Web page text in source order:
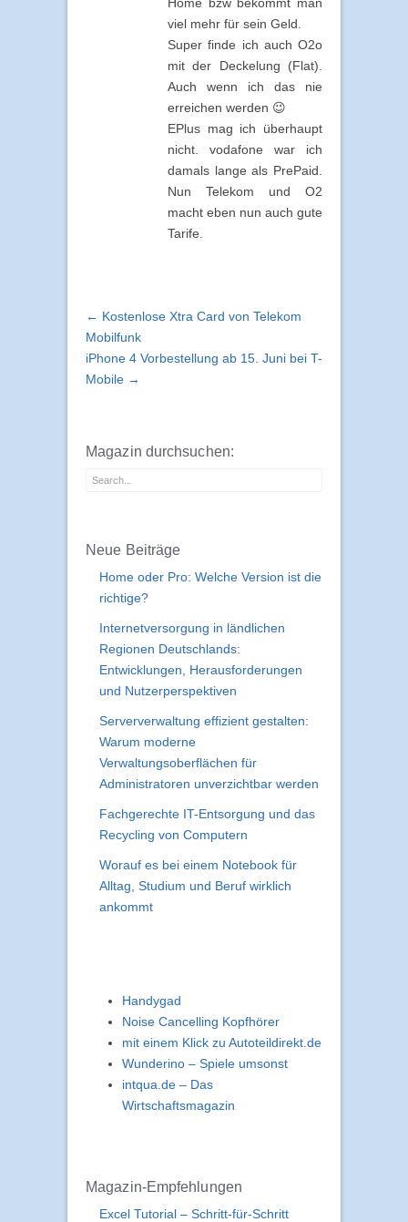
viel mehr für sein Geld.
Super finde ich auch O2o
mit der Deckelung (Flat).
Auch wenn ich das nie
erreichen werden 😉
EPlus mag ich überhaupt
nicht. vodafone war ich
damals lange als PrePaid.
Nun Telekom und O2
macht eben nun auch gute
Tarife.
← Kostenlose Xtra Card von Telekom
Mobilfunk
iPhone 4 Vorbestellung ab 15. Juni bei T-
Mobile →
Magazin durchsuchen:
Neue Beiträge
Home oder Pro: Welche Version ist die
richtige?
Internetversorgung in ländlichen
Regionen Deutschlands:
Entwicklungen, Herausforderungen
und Nutzerperspektiven
Serververwaltung effizient gestalten:
Warum moderne
Verwaltungsoberflächen für
Administratoren unverzichtbar werden
Fachgerechte IT-Entsorgung und das
Recycling von Computern
Worauf es bei einem Notebook für
Alltag, Studium und Beruf wirklich
ankommt
Handygad
Noise Cancelling Kopfhörer
mit einem Klick zu Autoteildirekt.de
Wunderino – Spiele umsonst
intqua.de – Das
Wirtschaftsmagazin
Magazin-Empfehlungen
Excel Tutorial – Schritt-für-Schritt